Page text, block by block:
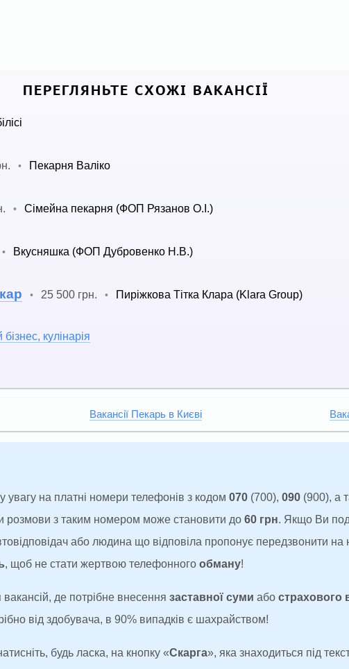
ПЕРЕГЛЯНЬТЕ СХОЖІ ВАКАНСІЇ
•
Пекарня Валіко
•
Сімейна пекарня (ФОП Рязанов О.І.)
•
Вкусняшка (ФОП Дубровенко Н.В.)
• 25 500 грн. •
Пиріжкова Тітка Клара (Klara Group)
кулінарія
Вакансії Пекарь в Києві
на платні номери телефонів з кодом 070 (700), 090 (900), а
розмови з таким номером може становити до 60 грн. Якщо Ви
або людина що відповіла пропонує передзвонити
, щоб не стати жертвою телефонного обману!
де потрібне внесення заставної суми або страхового
від здобувача, в 90% випадків є шахрайством!
будь ласка, на кнопку «Скарга», яка знаходиться під